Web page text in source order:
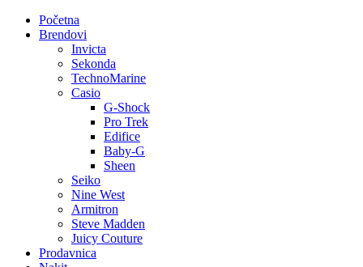
Početna
Brendovi
Invicta
Sekonda
TechnoMarine
Casio
G-Shock
Pro Trek
Edifice
Baby-G
Sheen
Seiko
Nine West
Armitron
Steve Madden
Juicy Couture
Prodavnica